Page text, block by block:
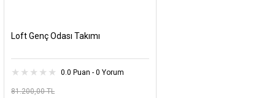
Loft Genç Odası Takımı
0.0 Puan - 0 Yorum
81.200,00 TL